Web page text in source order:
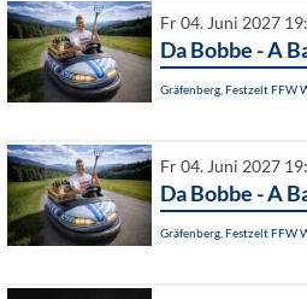
Fr 04. Juni 2027
Da Bobbe - A
Gräfenberg, Festzelt FFW
Fr 04. Juni 2027
Da Bobbe - A
Gräfenberg, Festzelt FFW